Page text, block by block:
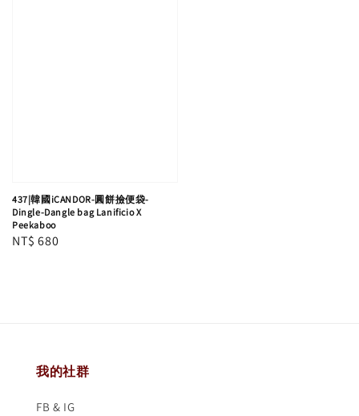
437|韓國iCANDOR-圓餅撿便袋-
Dingle-Dangle bag Lanificio X
Peekaboo
Regular
NT$ 680
我的社群
FB & IG